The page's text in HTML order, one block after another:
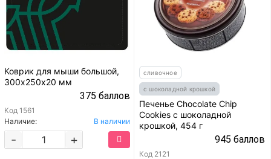
Коврик для мыши большой,
300х250х20 мм
375 баллов
Код 1561
Наличие:
В наличии
+
-
сливочное
с шоколадной крошкой
Печенье Chocolate Chip
Cookies с шоколадной
крошкой, 454 г
945 баллов
Код 2121